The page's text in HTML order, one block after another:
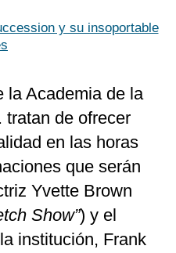
y su insoportable
la Academia de la
tratan de ofrecer
en las horas
que serán
Yvette Brown
Show”) y el
institución, Frank